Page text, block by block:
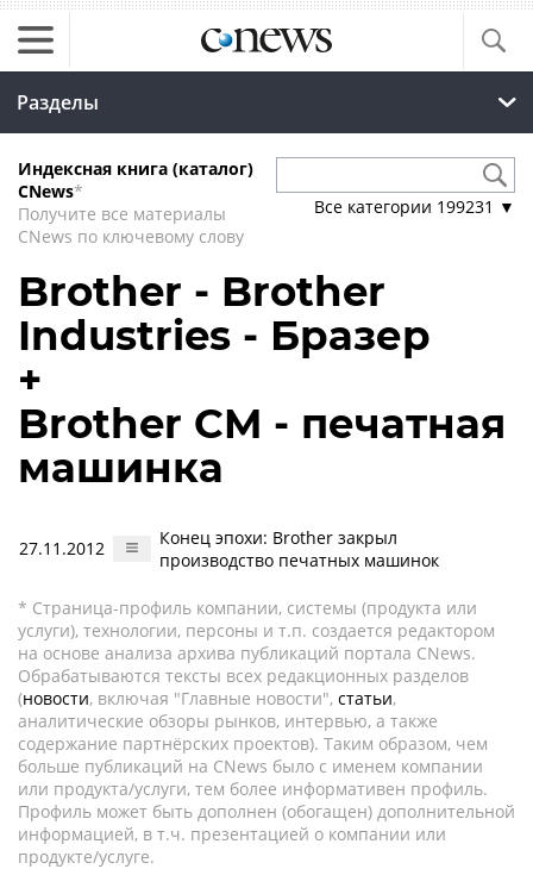
Разделы
Индексная книга (каталог)
CNews*
Получите все материалы
CNews по ключевому слову
Все категории 199231 ▼
Brother - Brother
Industries - Бразер
+
Brother CM - печатная
машинка
27.11.2012
Конец эпохи: Brother закрыл
производство печатных машинок
* Страница-профиль компании, системы (продукта или
услуги), технологии, персоны и т.п. создается редактором
на основе анализа архива публикаций портала CNews.
Обрабатываются тексты всех редакционных разделов
(новости, включая "Главные новости", статьи,
аналитические обзоры рынков, интервью, а также
содержание партнёрских проектов). Таким образом, чем
больше публикаций на CNews было с именем компании
или продукта/услуги, тем более информативен профиль.
Профиль может быть дополнен (обогащен) дополнительной
информацией, в т.ч. презентацией о компании или
продукте/услуге.